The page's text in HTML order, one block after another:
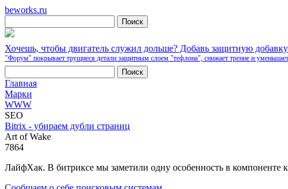
beworks.ru
Хочешь, чтобы двигатель служил дольше? Добавь защитную
"Форум" покрывает трущиеся детали защитным слоем "тефлона", снижает трение и уменьшает
Главная
Марки
WWW
SEO
Bitrix - убираем дубли страниц
Art of Wake
7864
ЛайфХак. В битриксе мы заметили одну особенность в компоненте